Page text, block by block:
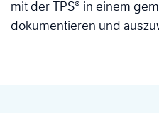
mit der TPS® in einem
dokumentieren und